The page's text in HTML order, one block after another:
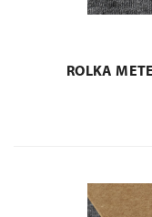
ROLKA